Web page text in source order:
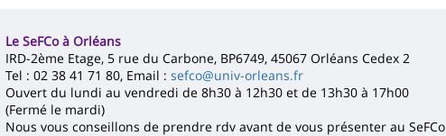
principale
Le SeFCo à Orléans
IRD-2ème Etage, 5 rue du Carbone, BP6749, 45067 Orléans Cedex 2
Tel : 02 38 41 71 80, Email : sefco@univ-orleans.fr
Ouvert du lundi au vendredi de 8h30 à 12h30 et de 13h30 à 17h00
(Fermé le mardi)
Nous vous conseillons de prendre rdv avant de vous présenter au SeFCo